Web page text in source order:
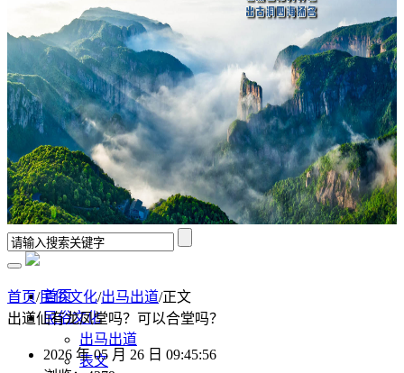
首页
民俗文化
出马出道
表文
首页/民俗文化/出马出道/正文
出道仙有龙凤堂吗？可以合堂吗？
2026 年 05 月 26 日 09:45:56